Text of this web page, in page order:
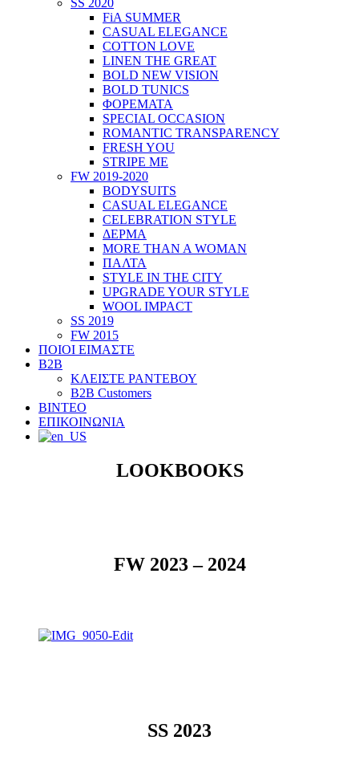
SS 2020
FiA SUMMER
CASUAL ELEGANCE
COTTON LOVE
LINEN THE GREAT
BOLD NEW VISION
BOLD TUNICS
ΦΟΡΕΜΑΤΑ
SPECIAL OCCASION
ROMANTIC TRANSPARENCY
FRESH YOU
STRIPE ME
FW 2019-2020
BODYSUITS
CASUAL ELEGANCE
CELEBRATION STYLE
ΔΕΡΜΑ
MORE THAN A WOMAN
ΠΑΛΤΑ
STYLE IN THE CITY
UPGRADE YOUR STYLE
WOOL IMPACT
SS 2019
FW 2015
ΠΟΙΟΙ ΕΙΜΑΣΤΕ
B2B
ΚΛΕΙΣΤΕ ΡΑΝΤΕΒΟΥ
B2B Customers
ΒΙΝΤΕΟ
ΕΠΙΚΟΙΝΩΝΙΑ
LOOKBOOKS
FW 2023 – 2024
SS 2023